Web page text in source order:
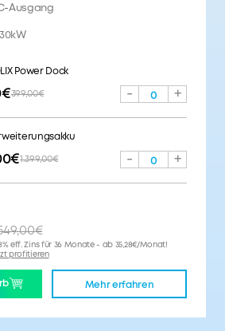
Ausgang
Power Dock
399,00€ - 0 +
1.399,00€ - 0 +
258,00€
Smart Plug Gen 2 (1er-Pack)
-
eff. Zins für 36 Monate - ab 35,28€/Monat!
profitieren
Mehr erfahren